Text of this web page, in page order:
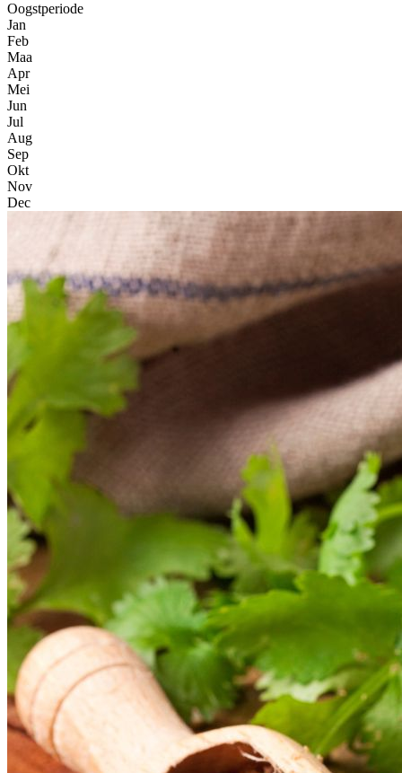
Oogstperiode
Jan
Feb
Maa
Apr
Mei
Jun
Jul
Aug
Sep
Okt
Nov
Dec